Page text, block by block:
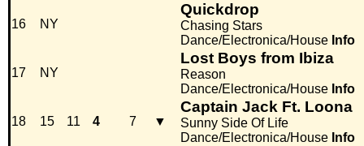
16 NY
Quickdrop
Chasing Stars
Dance/Electronica/House Info
17 NY
Lost Boys from Ibiza
Reason
Dance/Electronica/House Info
18 15 11 4 7 ▼
Captain Jack Ft. Loona
Sunny Side Of Life
Dance/Electronica/House Info